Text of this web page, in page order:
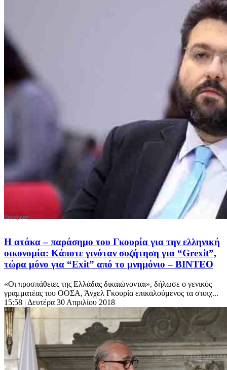
Η ατάκα – παράσημο του Γκουρία για την ελληνική
οικονομία: Κάποτε γινόταν συζήτηση για “Grexit”,
τώρα μόνο για “Exit” από το μνημόνιο – ΒΙΝΤΕΟ
«Οι προσπάθειες της Ελλάδας δικαιώνονται», δήλωσε ο γενικός
γραμματέας του ΟΟΣΑ, Άνχελ Γκουρία επικαλούμενος τα στοιχ...
15:58 | Δευτέρα 30 Απριλίου 2018